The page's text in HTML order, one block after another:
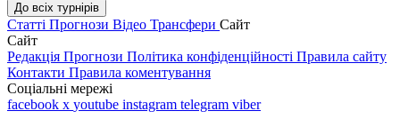
До всіх турнірів
Статті Прогнози Відео Трансфери Сайт
Сайт
Редакція Прогнози Політика конфіденційності Правила сайту
Контакти Правила коментування
Соціальні мережі
facebook x youtube instagram telegram viber